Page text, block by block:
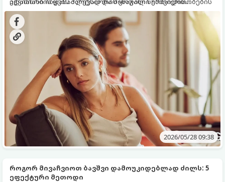
დეტალურ გამოკვლევას, გონებაში სცენარების ხატვას
და საკუთარი თავის სხვებთან შედარებას. ეს ტოქსიკური
ციკლი ანგრევს როგორც პიროვნების მენტალურ
ჯანმრთელობას, ისე მიმდინარე ურთიერთობას.
მოსაპოვებლად:
2026/05/28 09:38
როგორ მივაჩვიოთ ბავშვი დამოუკიდებლად ძილს: 5
ეფექტური მეთოდი